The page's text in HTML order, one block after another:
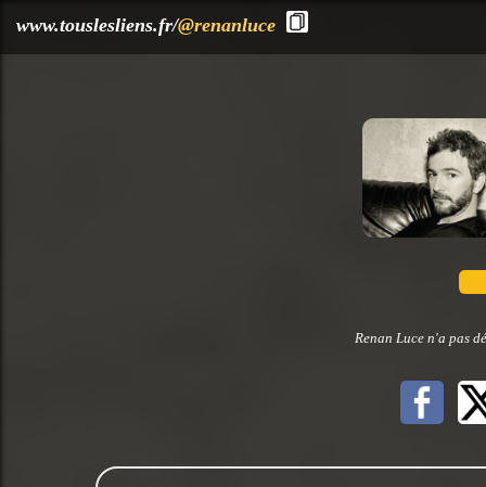
www.touslesliens.fr/@renanluce
Renan Luce n'a pas